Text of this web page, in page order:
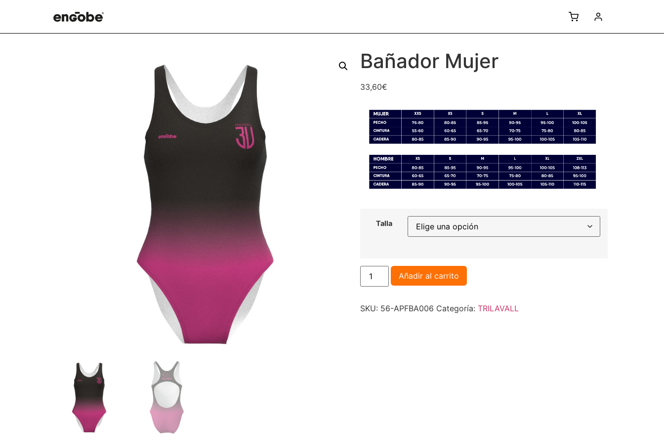
Bañador Mujer
33,60€
Talla
Añadir al carrito
SKU: 56-APFBA006 Categoría: TRILAVALL